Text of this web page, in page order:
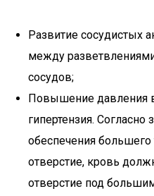
Развитие сосудистых
между
сосудов;
Повышение давления в
гипертензия.
обеспечения
отверстие, кровь
отверстие под